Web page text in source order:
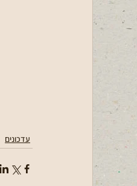
עדכונים